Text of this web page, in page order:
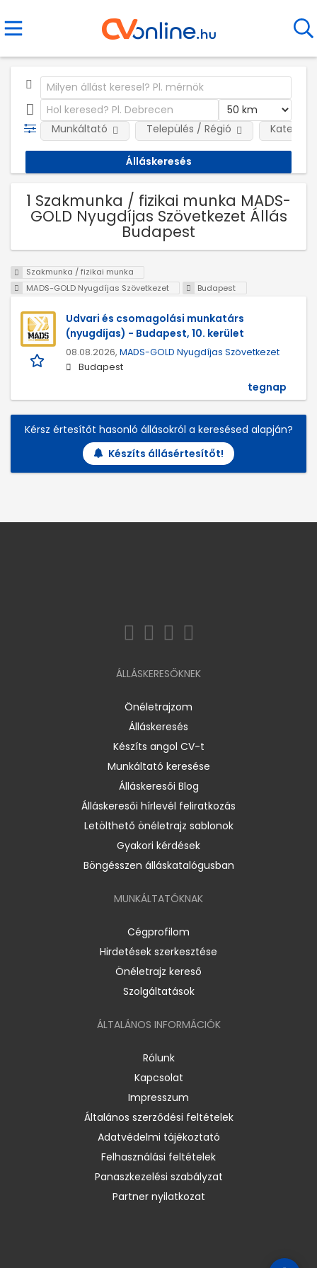
Munkáltató Település / Régió
1 Szakmunka / fizikai munka MADS-
GOLD Nyugdíjas Szövetkezet Állás
Budapest
Szakmunka / fizikai munka
MADS-GOLD Nyugdíjas Szövetkezet
Budapest
Udvari és csomagolási munkatárs
(nyugdíjas) - Budapest, 10. kerület
08.08.2026, MADS-GOLD Nyugdíjas Szövetkezet
Budapest
tegnap
Kérsz értesítőt hasonló állásokról a keresésed alapján?
Készíts állásértesítőt!
ÁLLÁSKERESŐKNEK
Önéletrajzom
Álláskeresés
Készíts angol CV-t
Munkáltató keresése
Álláskeresői Blog
Álláskeresői hírlevél feliratkozás
Letölthető önéletrajz sablonok
Gyakori kérdések
Böngésszen álláskatalógusban
MUNKÁLTATÓKNAK
Cégprofilom
Hirdetések szerkesztése
Önéletrajz kereső
Szolgáltatások
ÁLTALÁNOS INFORMÁCIÓK
Rólunk
Kapcsolat
Impresszum
Általános szerződési feltételek
Adatvédelmi tájékoztató
Felhasználási feltételek
Panaszkezelési szabályzat
Partner nyilatkozat